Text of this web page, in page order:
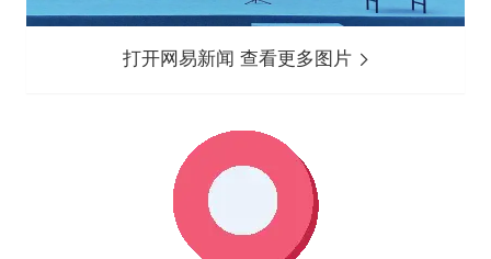
打开网易新闻 查看更多图片